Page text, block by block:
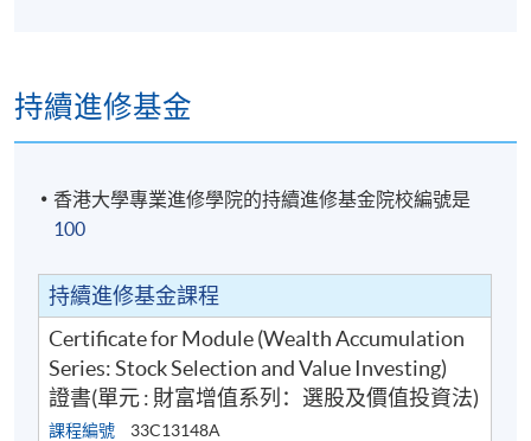
導師
略，對環球ETF投資有獨特見解及豐富的實戰經驗。方
先生畢業於西澳洲科廷科技大學及持有商業碩士學
資、收購、商業審核評估及法律相關的資深工作經
驗，他曾為香港多個政府部門擔任顧問工作及攢寫相
關的顧問報告。方先生擅長分析國際間微妙經濟互動
和角力脈搏，對於急促變化的環球投資市場及個人投
資組合管理擁有專業分析的經驗。
持續進修基金
香港大學專業進修學院的持續進修基金院校編號是
100
持續進修基金課程
Certificate for Module (Wealth Accumulation
Series: Stock Selection and Value Investing)
證書(單元 : 財富增值系列：選股及價值投資法)
課程編號
33C13148A